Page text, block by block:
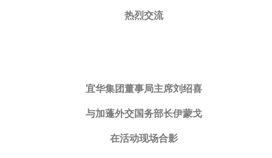
热烈交流
宜华集团董事局主席刘绍喜
与加蓬外交国务部长伊蒙戈
在活动现场合影